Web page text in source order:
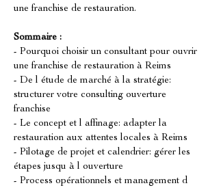
une franchise de restauration.
Sommaire :
- Pourquoi choisir un consultant pour ouvrir
une franchise de restauration à Reims
- De l étude de marché à la stratégie:
structurer votre consulting ouverture
franchise
- Le concept et l affinage: adapter la
restauration aux attentes locales à Reims
- Pilotage de projet et calendrier: gérer les
étapes jusqu à l ouverture
- Process opérationnels et management d